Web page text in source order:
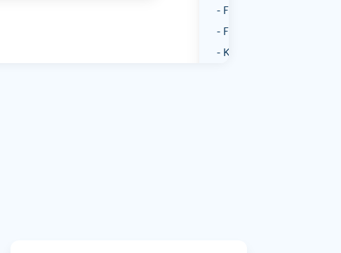
Fietsen
Film
Kunst & Cultuur